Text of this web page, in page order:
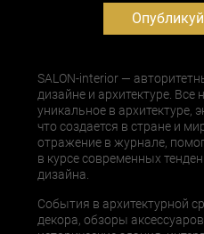
SALON-interior —
дизайне и архитектуре. Все
уникальное в архитектуре,
что создается в стране и
отражение в журнале,
в курсе современных
дизайна.
События в архитектурной
декора, обзоры